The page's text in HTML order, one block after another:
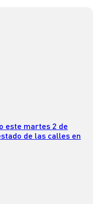
este martes 2 de
de las calles en